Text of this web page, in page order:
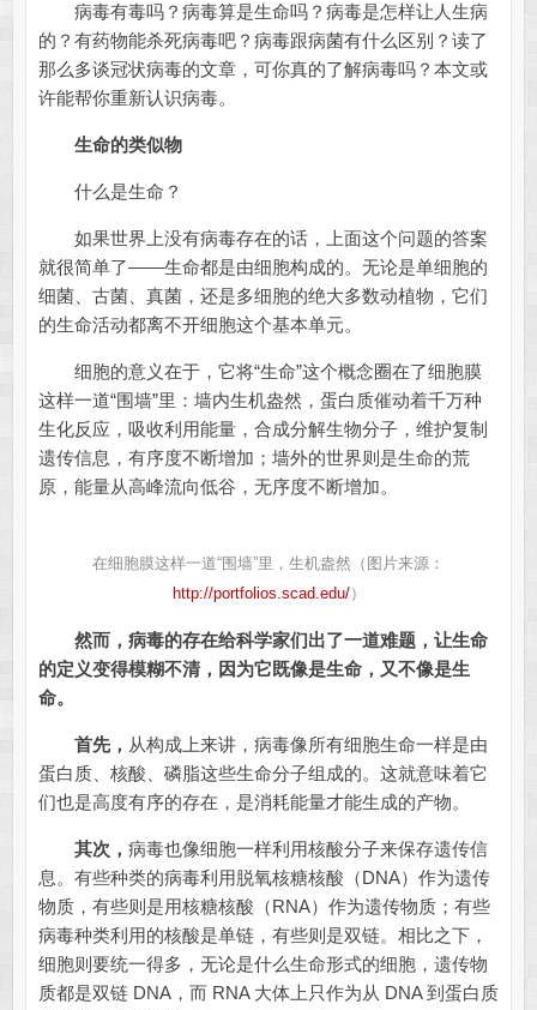
病毒有毒吗？病毒算是生命吗？病毒是怎样让人生病
的？有药物能杀死病毒吧？病毒跟病菌有什么区别？读了
那么多谈冠状病毒的文章，可你真的了解病毒吗？本文或
许能帮你重新认识病毒。
生命的类似物
什么是生命？
如果世界上没有病毒存在的话，上面这个问题的答案
就很简单了——生命都是由细胞构成的。无论是单细胞的
细菌、古菌、真菌，还是多细胞的绝大多数动植物，它们
的生命活动都离不开细胞这个基本单元。
细胞的意义在于，它将“生命”这个概念圈在了细胞膜
这样一道“围墙”里：墙内生机盎然，蛋白质催动着千万种
生化反应，吸收利用能量，合成分解生物分子，维护复制
遗传信息，有序度不断增加；墙外的世界则是生命的荒
原，能量从高峰流向低谷，无序度不断增加。
在细胞膜这样一道“围墙”里，生机盎然（图片来源：
http://portfolios.scad.edu/）
然而，病毒的存在给科学家们出了一道难题，让生命
的定义变得模糊不清，因为它既像是生命，又不像是生
命。
首先， 从构成上来讲，病毒像所有细胞生命一样是由
蛋白质、核酸、磷脂这些生命分子组成的。这就意味着它
们也是高度有序的存在，是消耗能量才能生成的产物。
其次， 病毒也像细胞一样利用核酸分子来保存遗传信
息。有些种类的病毒利用脱氧核糖核酸（DNA）作为遗传
物质，有些则是用核糖核酸（RNA）作为遗传物质；有些
病毒种类利用的核酸是单链，有些则是双链。相比之下，
细胞则要统一得多，无论是什么生命形式的细胞，遗传物
质都是双链 DNA，而 RNA 大体上只作为从 DNA 到蛋白质